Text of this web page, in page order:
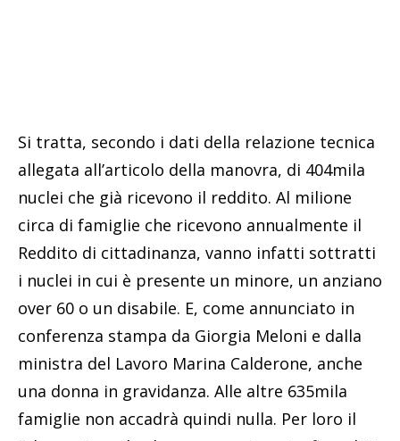
Si tratta, secondo i dati della relazione tecnica
allegata all’articolo della manovra, di 404mila
nuclei che già ricevono il reddito. Al milione
circa di famiglie che ricevono annualmente il
Reddito di cittadinanza, vanno infatti sottratti
i nuclei in cui è presente un minore, un anziano
over 60 o un disabile. E, come annunciato in
conferenza stampa da Giorgia Meloni e dalla
ministra del Lavoro Marina Calderone, anche
una donna in gravidanza. Alle altre 635mila
famiglie non accadrà quindi nulla. Per loro il